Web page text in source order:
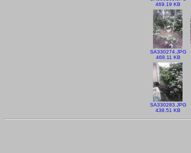
469.19 KB
SA330274.JPG
468.11 KB
SA330283.JPG
438.51 KB